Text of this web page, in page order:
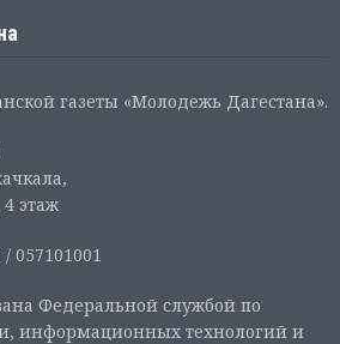
газеты «Молодежь Дагестана».
этаж
057101001
Федеральной службой по
информационных технологий и